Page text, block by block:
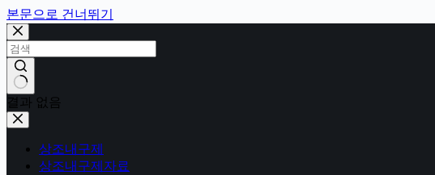
본문으로 건너뛰기
결과 없음
상조내구제
상조내구제자료